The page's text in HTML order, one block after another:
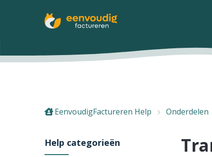
EenvoudigFactureren Help Onderdelen
Help categorieën